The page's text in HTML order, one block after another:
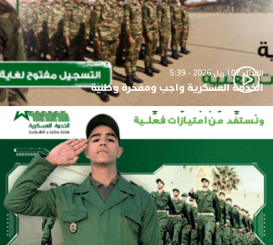
الثلاثاء 07 أبريل 2026 - 5:39
الخدمة العسكرية واجب ومفخرة وطنية